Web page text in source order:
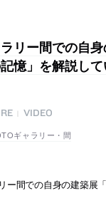
リー間での自
憶」を解説し
VIDEO
ギャラリー・間
ー間での自身の建築展「